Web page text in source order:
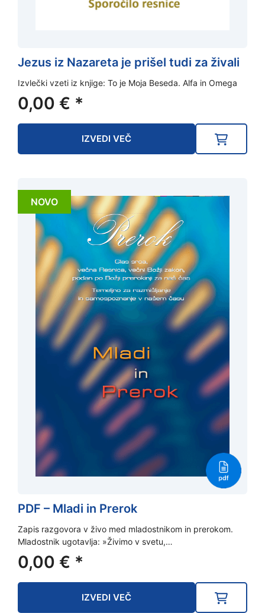
Jezus iz Nazareta je prišel tudi za živali
Izvlečki vzeti iz knjige: To je Moja Beseda. Alfa in Omega
0,00 € *
IZVEDI VEČ
NOVO
PDF – Mladi in Prerok
Zapis razgovora v živo med mladostnikom in prerokom.
Mladostnik ugotavlja: »Živimo v svetu,…
0,00 € *
IZVEDI VEČ